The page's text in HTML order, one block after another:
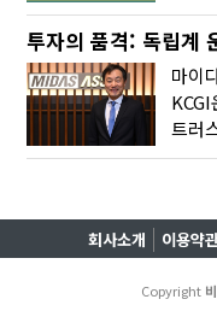
투자의 품격: 독립계
마이
회사소개 이용약
Copyright